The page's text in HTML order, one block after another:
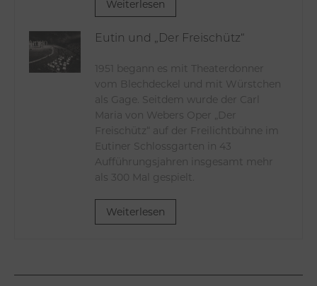
Weiterlesen
Eutin und „Der Freischütz“
1951 begann es mit Theaterdonner
vom Blechdeckel und mit Würstchen
als Gage. Seitdem wurde der Carl
Maria von Webers Oper „Der
Freischütz“ auf der Freilichtbühne im
Eutiner Schlossgarten in 43
Aufführungsjahren insgesamt mehr
als 300 Mal gespielt.
Weiterlesen